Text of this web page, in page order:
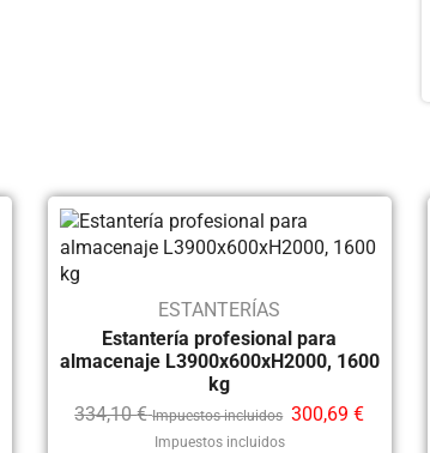
ESTANTERÍAS
Estantería profesional para
almacenaje L3900x600xH2000, 1600
kg
334,10€ Impuestos incluidos 300,69€
Impuestos incluidos